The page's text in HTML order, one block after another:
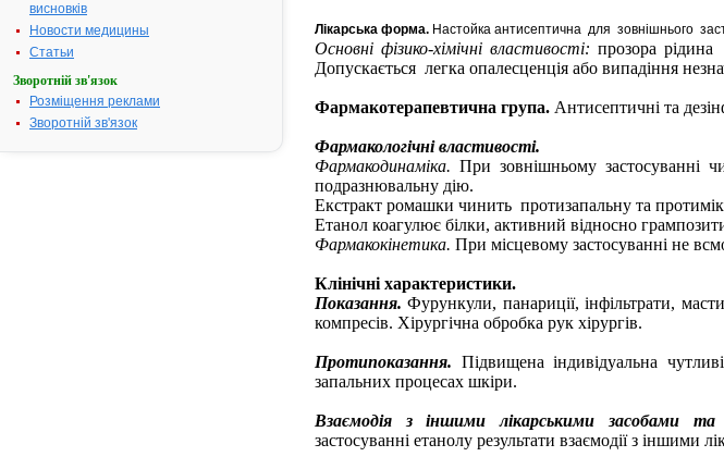
висновків
Новости медицины
Статьи
Зворотній зв'язок
Розміщення реклами
Зворотній зв'язок
Лікарська форма. Настойка антисептична для зовнішнього
Основні фізико-хімічні властивості: прозора
Допускається легка опалесценція або випадіння
Фармакотерапевтична група. Антисептичні та
Фармакологічні властивості.
Фармакодинаміка. При зовнішньому застосуванні
подразнювальну дію.
Екстракт ромашки чинить протизапальну та
Етанол коагулює білки, активний відносно
Фармакокінетика. При місцевому застосуванні не
Клінічні характеристики.
Показання.Фурункули, панариції, інфільтрати,
компресів. Хірургічна обробка рук хірургів.
Протипоказання. Підвищена індивідуальна
запальних процесах шкіри.
Взаємодія з іншими лікарськими засобами
застосуванні етанолу результати взаємодії з іншими